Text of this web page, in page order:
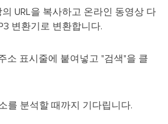
의 URL을 복사하고 온라인 동영상 다
변환기로 변환합니다.
소 표시줄에 붙여넣고 "검색"을 클
를 분석할 때까지 기다립니다.